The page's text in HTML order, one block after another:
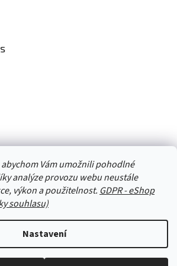
Vám umožnili pohodlné
analýze provozu webu neustále
výkon a použitelnost. GDPR - eShop
souhlasu)
Nastavení
Yachtmeni ComGate Payments, a.s.
Vytvořil Shoptet